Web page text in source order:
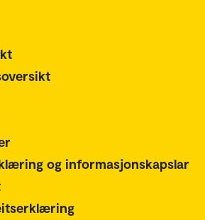
og informasjonskapslar